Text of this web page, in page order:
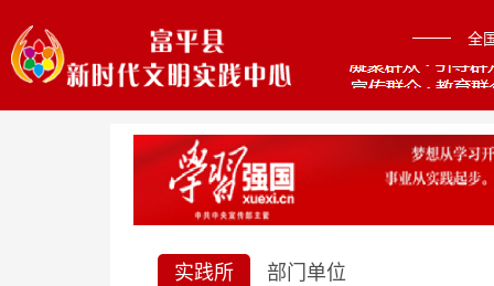
全
实践所 部门单位